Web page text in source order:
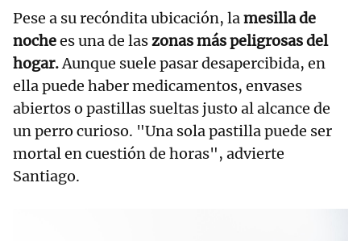
Pese a su recóndita ubicación, lamesilla de
nochees una de laszonas más peligrosas del
hogar.Aunque suele pasar desapercibida, en
ella puede haber medicamentos, envases
abiertos o pastillas sueltas justo al alcance de
un perro curioso. "Una sola pastilla puede ser
mortal en cuestión de horas", advierte
Santiago.